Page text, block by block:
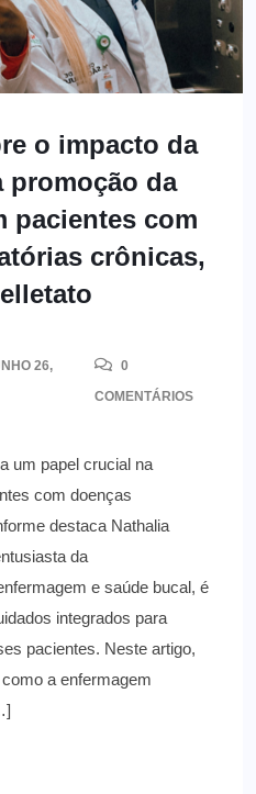
o impacto da
promoção da
pacientes com
crônicas,
26,
0
COMENTÁRIOS
um papel crucial na
com doenças
destaca Nathalia
da
e saúde bucal, é
integrados para
pacientes. Neste artigo,
a enfermagem